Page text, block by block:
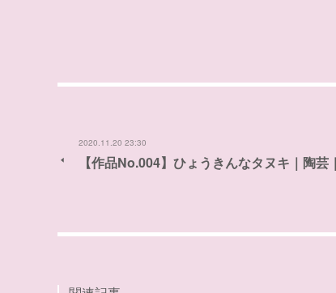
2020.11.20 23:30
【作品No.004】ひょうきんなタヌキ｜陶